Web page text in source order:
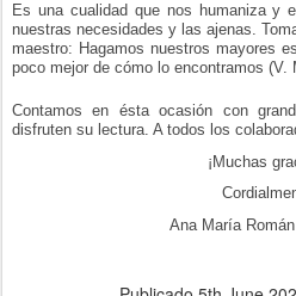
Es una cualidad que nos humaniza y
nuestras necesidades y las ajenas.
maestro: Hagamos nuestros mayores
poco mejor de cómo lo encontramos (V.
Contamos en ésta ocasión con
disfruten su lectura. A todos los
¡Muchas
Ana María